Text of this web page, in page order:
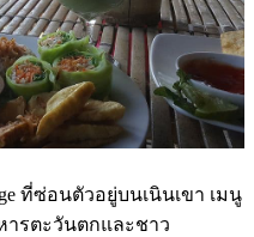
ที่ซ่อนตัวอยู่บนเนินเขา เมนู
ารตะวันตกและชาว